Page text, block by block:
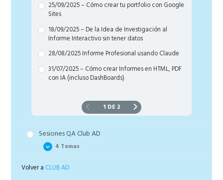
25/09/2025 – Cómo crear tu portfolio con Google
Sites
18/09/2025 – De la Idea de Investigación al
Informe Interactivo sin tener datos
28/08/2025 Informe Profesional usando Claude
31/07/2025 – Cómo crear Informes en HTML, PDF
con IA (incluso DashBoards)
1 DE 2
Sesiones QA Club AD
4 Temas
09/10/2025 – QA
Volver a CLUB AD